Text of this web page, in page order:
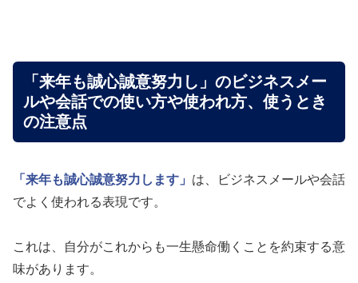
「来年も誠心誠意努力し」のビジネスメー
ルや会話での使い方や使われ方、使うとき
の注意点
「来年も誠心誠意努力します」 は、ビジネスメールや会話
でよく使われる表現です。
これは、自分がこれからも一生懸命働くことを約束する意
味があります。